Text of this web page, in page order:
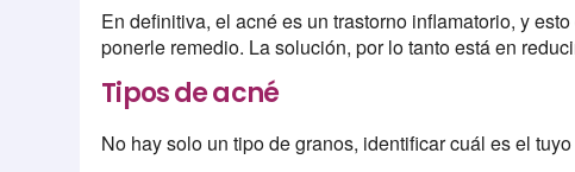
En definitiva, el acné es un trastorno inflamatorio, y
ponerle remedio. La solución, por lo tanto está en
Tipos de acné
No hay solo un tipo de granos, identificar cuál es el